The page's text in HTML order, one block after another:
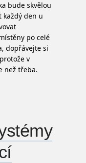
bude skvělou
každý den u
po celé
dopřávejte si
v
než třeba.